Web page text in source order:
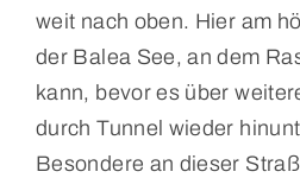
weit nach oben. Hier am
der Balea See, an dem
kann, bevor es über
durch Tunnel wieder
Besondere an dieser